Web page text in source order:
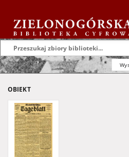
OBIEKT